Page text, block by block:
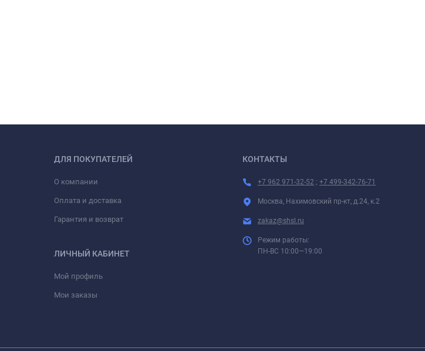
ДЛЯ ПОКУПАТЕЛЕЙ
О компании
Оплата и доставка
Гарантия и возврат
ЛИЧНЫЙ КАБИНЕТ
Мой профиль
Мои заказы
КОНТАКТЫ
+7 962 971-32-52 ; +7 499-342-76-71
Москва, Нахимовский пр-кт, д.24, к.2
zakaz@shsl.ru
Режим работы:
ПН-ВС 10:00—19:00